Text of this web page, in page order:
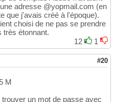
adresse @yopmail.com (en
que j'avais créé à l'époque).
choisi de ne pas se prendre
très étonnant.
12
1
#20
M
un mot de passe avec